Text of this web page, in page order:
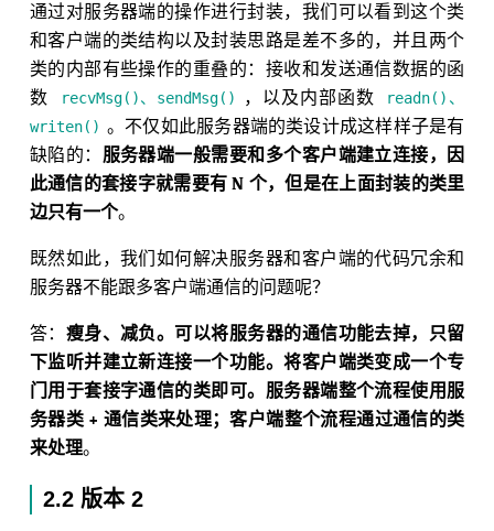
通过对服务器端的操作进行封装，我们可以看到这个类
和客户端的类结构以及封装思路是差不多的，并且两个
类的内部有些操作的重叠的：接收和发送通信数据的函
数
recvMsg()、sendMsg() ，以及内部函数
readn()、
writen() 。不仅如此服务器端的类设计成这样样子是有
缺陷的： 服务器端一般需要和多个客户端建立连接，因
此通信的套接字就需要有 N 个，但是在上面封装的类里
边只有一个。
既然如此，我们如何解决服务器和客户端的代码冗余和
服务器不能跟多客户端通信的问题呢？
答： 瘦身、减负。可以将服务器的通信功能去掉，只留
下监听并建立新连接一个功能。将客户端类变成一个专
门用于套接字通信的类即可。服务器端整个流程使用服
务器类 + 通信类来处理；客户端整个流程通过通信的类
来处理。
2.2 版本 2